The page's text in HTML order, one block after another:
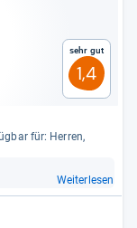
Sehr gut
1,4
für: Her­ren,
Weiterlesen